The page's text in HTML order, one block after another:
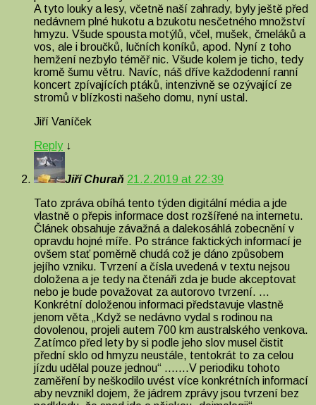
A tyto louky a lesy, včetně naší zahrady, byly ještě před
nedávnem plné hukotu a bzukotu nesčetného množství
hmyzu. Všude spousta motýlů, včel, mušek, čmeláků a
vos, ale i broučků, lučních koníků, apod. Nyní z toho
hemžení nezbylo téměř nic. Všude kolem je ticho, tedy
kromě šumu větru. Navíc, náš dříve každodenní ranní
koncert zpívajících ptáků, intenzivně se ozývající ze
stromů v blízkosti našeho domu, nyní ustal.
Jiří Vaníček
Reply ↓
Jiří Churaň 21.2.2019 at 22:39
Tato zpráva obíhá tento týden digitální média a jde
vlastně o přepis informace dost rozšířené na internetu.
Článek obsahuje závažná a dalekosáhlá zobecnění v
opravdu hojné míře. Po stránce faktických informací je
ovšem stať poměrně chudá což je dáno způsobem
jejího vzniku. Tvrzení a čísla uvedená v textu nejsou
doložena a je tedy na čtenáři zda je bude akceptovat
nebo je bude považovat za autorovo tvrzení. …
Konkrétní doloženou informaci představuje vlastně
jenom věta „Když se nedávno vydal s rodinou na
dovolenou, projeli autem 700 km australského venkova.
Zatímco před lety by si podle jeho slov musel čistit
přední sklo od hmyzu neustále, tentokrát to za celou
jízdu udělal pouze jednou“ …….V periodiku tohoto
zaměření by neškodilo uvést více konkrétních informací
aby nevznikl dojem, že jádrem zprávy jsou tvrzení bez